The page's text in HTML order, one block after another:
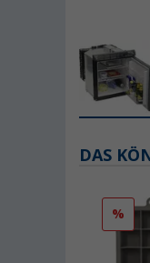
DAS
%